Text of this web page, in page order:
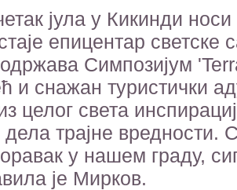
јула у Кикинди
епицентар
Симпозијум
и снажан туристички
целог света
дела трајне
у нашем граду,
је Мирков.